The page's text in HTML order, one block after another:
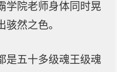
学院老师身体同时晃
然之色。
是五十多级魂王级魂